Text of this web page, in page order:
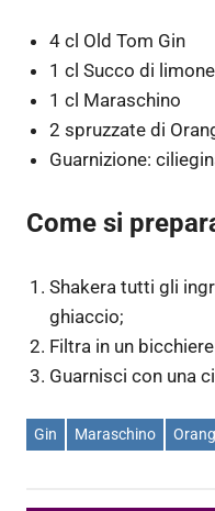
4 cl Old Tom Gin
1 cl Succo di
1 cl Maraschino
2 spruzzate di
Guarnizione:
Come si
Shakera tutti gli
ghiaccio;
Filtra in un
Guarnisci con una
Gin Maraschino